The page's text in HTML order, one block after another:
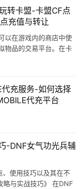
转卡盟-卡盟CF点
充值与转让
以在游戏内的商店中使
物品的交易平台。在卡
代充服务-如何选择
代充平台
-DNF女气功光兵辅
、使用技巧以及其在不
略与实战技巧》 在DNF